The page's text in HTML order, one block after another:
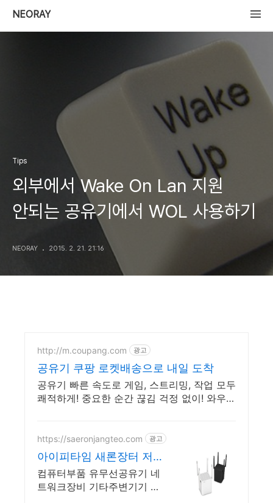
NEORAY
Tips
외부에서 Wake On Lan 지원
안되는 공유기에서 WOL 사용하기
NEORAY 2015. 2. 21. 21:16
http://m.coupang.com 광고
공유기 쿠팡 로켓배송으로 내일 도착
공유기 빠른 속도로 게임, 스트리밍, 작업 모두
쾌적하게! 중요한 순간 끊김 걱정 없이! 와우회
https://saeronjangteo.com 광고
아이피타임 새론장터 저
렴한 가격! 빠른배송!
컴퓨터부품 유무선공유기 네
트워크장비 기타주변기기 다